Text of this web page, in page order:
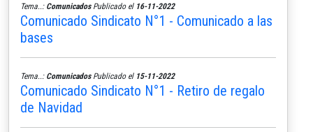
Tema..: ComunicadosPublicado el 16-11-2022
Comunicado Sindicato N°1 - Comunicado a las
bases
Tema..: ComunicadosPublicado el 15-11-2022
Comunicado Sindicato N°1 - Retiro de regalo
de Navidad